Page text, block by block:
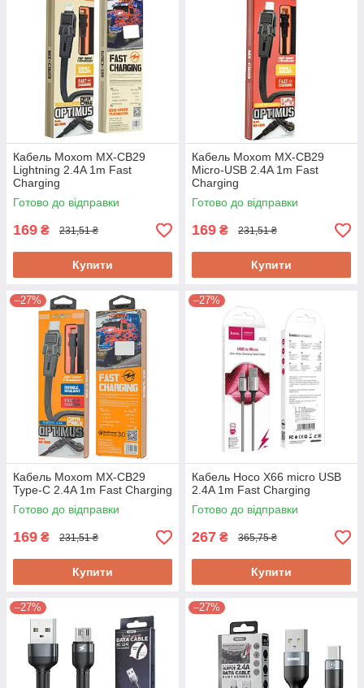
Кабель Moxom MX-CB29
Lightning 2.4A 1m Fast
Charging
Готово до відправки
169 ₴ 231,51 ₴
Купити
Кабель Moxom MX-CB29
Micro-USB 2.4A 1m Fast
Charging
Готово до відправки
169 ₴ 231,51 ₴
Купити
–27%
Кабель Moxom MX-CB29
Type-C 2.4A 1m Fast Charging
Готово до відправки
169 ₴ 231,51 ₴
Купити
–27%
Кабель Hoco X66 micro USB
2.4A 1m Fast Charging
Готово до відправки
267 ₴ 365,75 ₴
Купити
–27% –27%